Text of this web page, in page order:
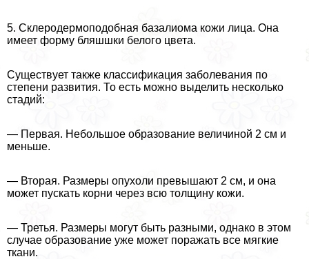
5. Склеродермоподобная базалиома кожи лица. Она
имеет форму бляшшки белого цвета.
Существует также классификация заболевания по
степени развития. То есть можно выделить несколько
стадий:
— Первая. Небольшое образование величиной 2 см и
меньше.
— Вторая. Размеры опухоли превышают 2 см, и она
может пускать корни через всю толщину кожи.
— Третья. Размеры могут быть разными, однако в этом
случае образование уже может поражать все мягкие
ткани.